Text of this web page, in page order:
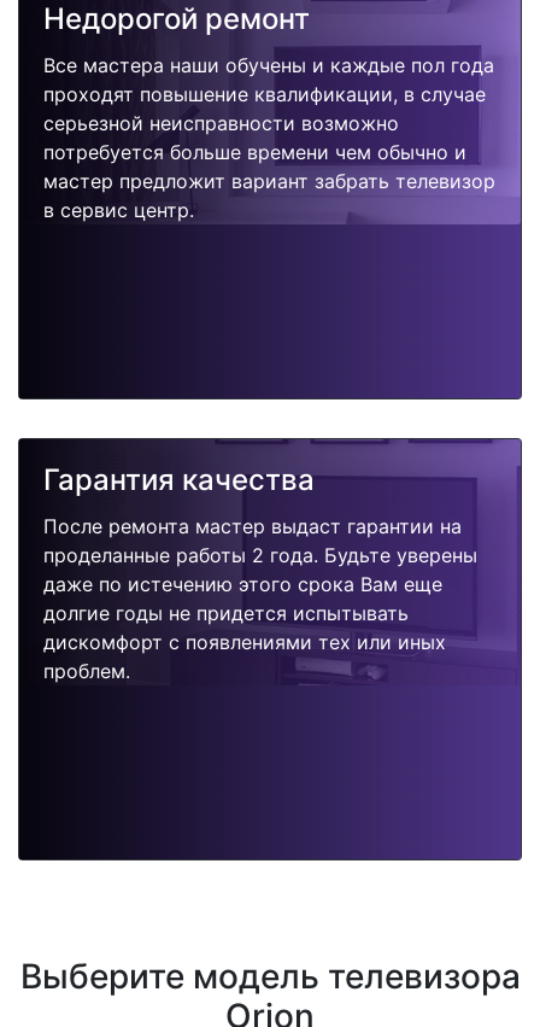
Недорогой ремонт
Все мастера наши обучены и каждые пол года
проходят повышение квалификации, в случае
серьезной неисправности возможно
потребуется больше времени чем обычно и
мастер предложит вариант забрать телевизор
в сервис центр.
Гарантия качества
После ремонта мастер выдаст гарантии на
проделанные работы 2 года. Будьте уверены
даже по истечению этого срока Вам еще
долгие годы не придется испытывать
дискомфорт с появлениями тех или иных
проблем.
Выберите модель телевизора
Orion